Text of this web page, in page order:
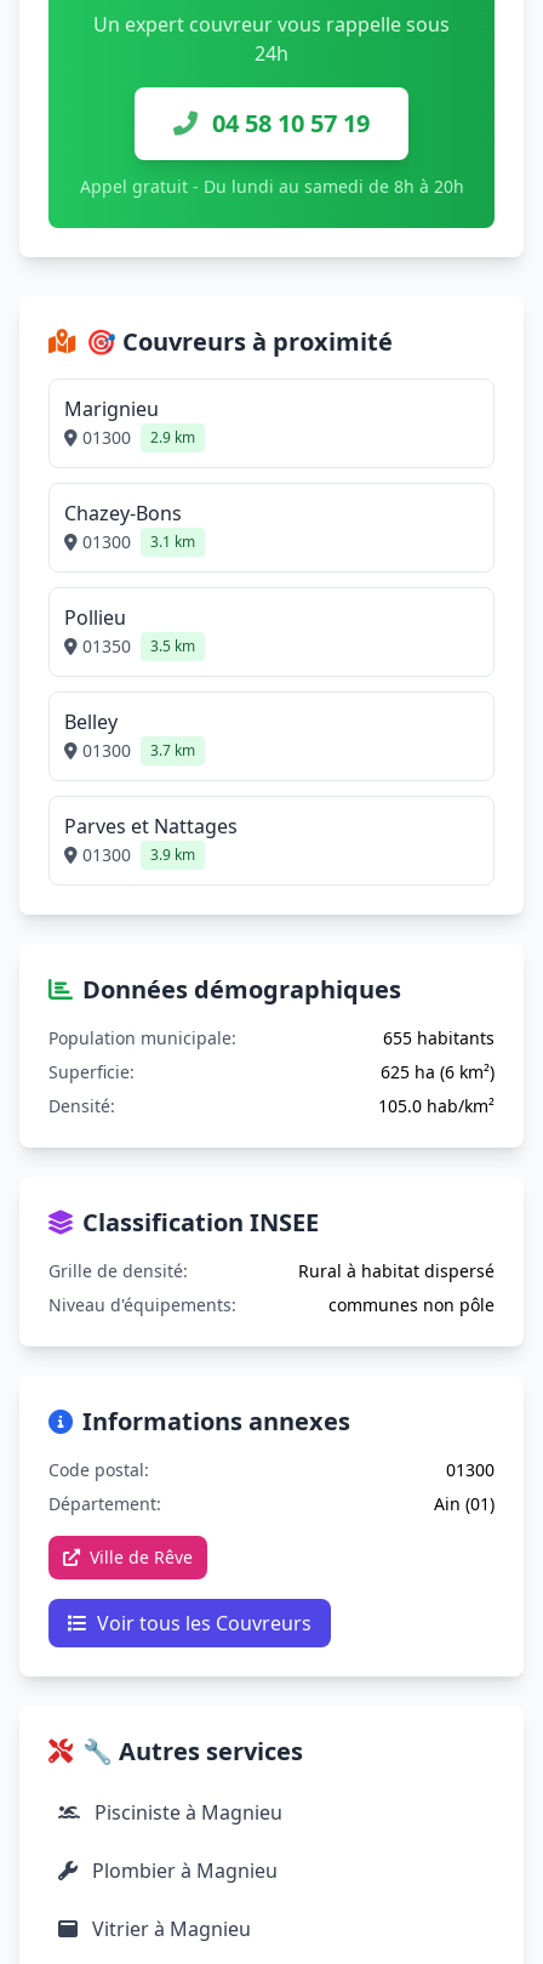
Un expert couvreur vous rappelle sous
24h
04 58 10 57 19
Appel gratuit - Du lundi au samedi de 8h à 20h
🎯 Couvreurs à proximité
Marignieu
01300 2.9 km
Chazey-Bons
01300 3.1 km
Pollieu
01350 3.5 km
Belley
01300 3.7 km
Parves et Nattages
01300 3.9 km
Données démographiques
Population municipale:
655 habitants
Superficie:
625 ha (6 km²)
Densité:
105.0 hab/km²
Classification INSEE
Grille de densité:
Rural à habitat dispersé
Niveau d'équipements:
communes non pôle
Informations annexes
Code postal:
01300
Département:
Ain (01)
Ville de Rêve
Voir tous les Couvreurs
🔧 Autres services
Pisciniste à Magnieu
Plombier à Magnieu
Vitrier à Magnieu